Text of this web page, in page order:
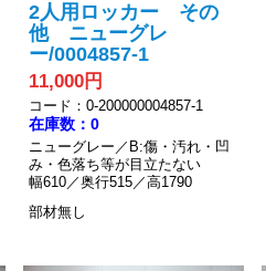
2人用ロッカー その
他 ニューグレ
ー/0004857-1
11,000円
コード：0-200000004857-1
在庫数：0
ニューグレー／B:傷・汚れ・凹
み・色落ち等が目立たない
幅610／奥行515／高1790
部材無し